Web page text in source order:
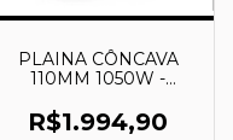
PLAINA CÔNCAVA
110MM 1050W -
R$1.994,90